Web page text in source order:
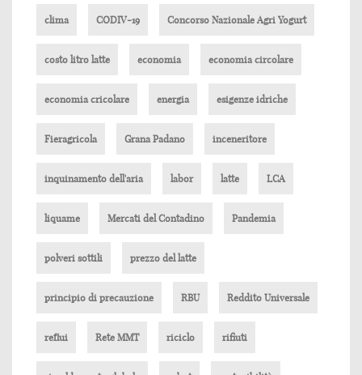
clima CODIV-19 Concorso Nazionale Agri Yogurt
costo litro latte economia economia circolare
economia cricolare energia esigenze idriche
Fieragricola Grana Padano inceneritore
inquinamento dell'aria labor latte LCA
liquame Mercati del Contadino Pandemia
polveri sottili prezzo del latte
principio di precauzione RBU Reddito Universale
reflui Rete MMT riciclo rifiuti